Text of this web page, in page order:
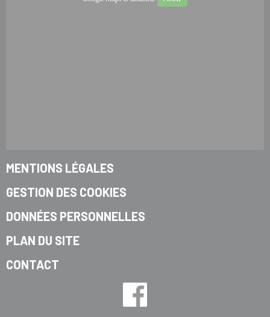
MENTIONS LÉGALES
GESTION DES COOKIES
DONNÉES PERSONNELLES
PLAN DU SITE
CONTACT